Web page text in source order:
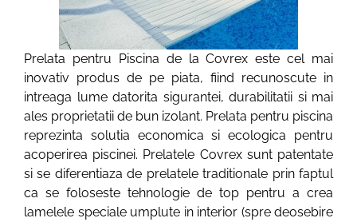
Prelata pentru Piscina de la Covrex este cel mai
inovativ produs de pe piata, fiind recunoscute in
intreaga lume datorita sigurantei, durabilitatii si mai
ales proprietatii de bun izolant. Prelata pentru piscina
reprezinta solutia economica si ecologica pentru
acoperirea piscinei. Prelatele Covrex sunt patentate
si se diferentiaza de prelatele traditionale prin faptul
ca se foloseste tehnologie de top pentru a crea
lamelele speciale umplute in interior (spre deosebire